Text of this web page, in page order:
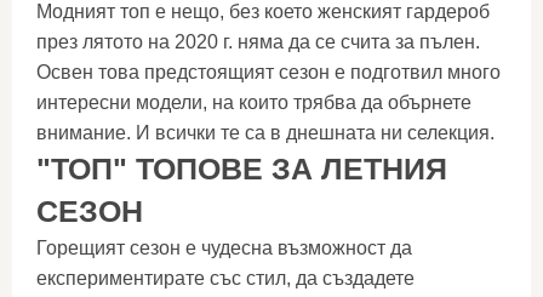
Модният топ е нещо, без което женският гардероб
през лятото на 2020 г. няма да се счита за пълен.
Освен това предстоящият сезон е подготвил много
интересни модели, на които трябва да обърнете
внимание. И всички те са в днешната ни селекция.
"ТОП" ТОПОВЕ ЗА ЛЕТНИЯ
СЕЗОН
Горещият сезон е чудесна възможност да
експериментирате със стил, да създадете